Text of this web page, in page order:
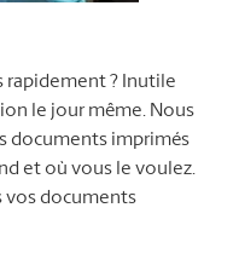
rapidement ? Inutile
le jour même. Nous
documents imprimés
et où vous le voulez.
vos documents